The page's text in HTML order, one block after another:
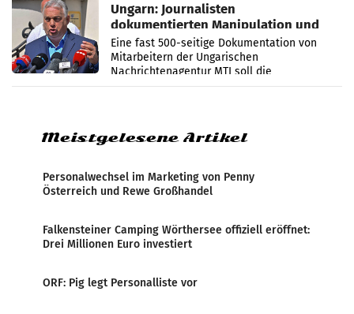
Ungarn: Journalisten
dokumentierten Manipulation und
Zensur
Eine fast 500-seitige Dokumentation von
Mitarbeitern der Ungarischen
Nachrichtenagentur MTI soll die
systematische Nachrichten-Manipulation und
Meistgelesene Artikel
Personalwechsel im Marketing von Penny
Österreich und Rewe Großhandel
Falkensteiner Camping Wörthersee offiziell eröffnet:
Drei Millionen Euro investiert
ORF: Pig legt Personalliste vor